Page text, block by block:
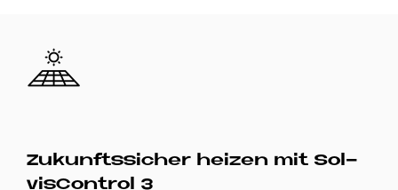
Bild
Zu­kunfts­si­cher hei­zen mit Sol­
vis­Con­trol 3